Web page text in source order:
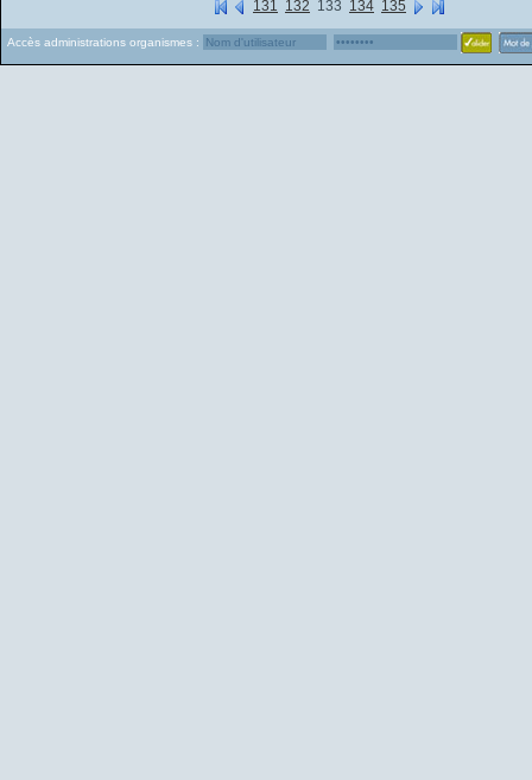
131 132 133 134 135
Accès administrations organismes :